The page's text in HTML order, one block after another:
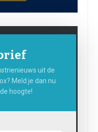
uit de
Meld je dan nu
hoogte!